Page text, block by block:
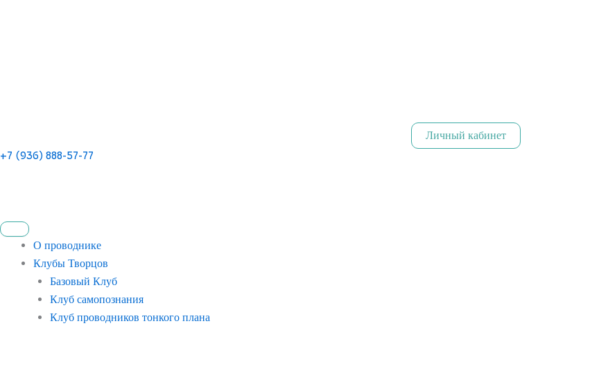
Личный кабинет
+7 (936) 888-57-77
О проводнике
Клубы Творцов
Базовый Клуб
Клуб самопознания
Клуб проводников тонкого плана